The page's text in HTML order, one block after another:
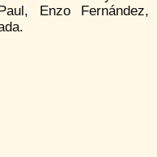
Enzo Fernández,